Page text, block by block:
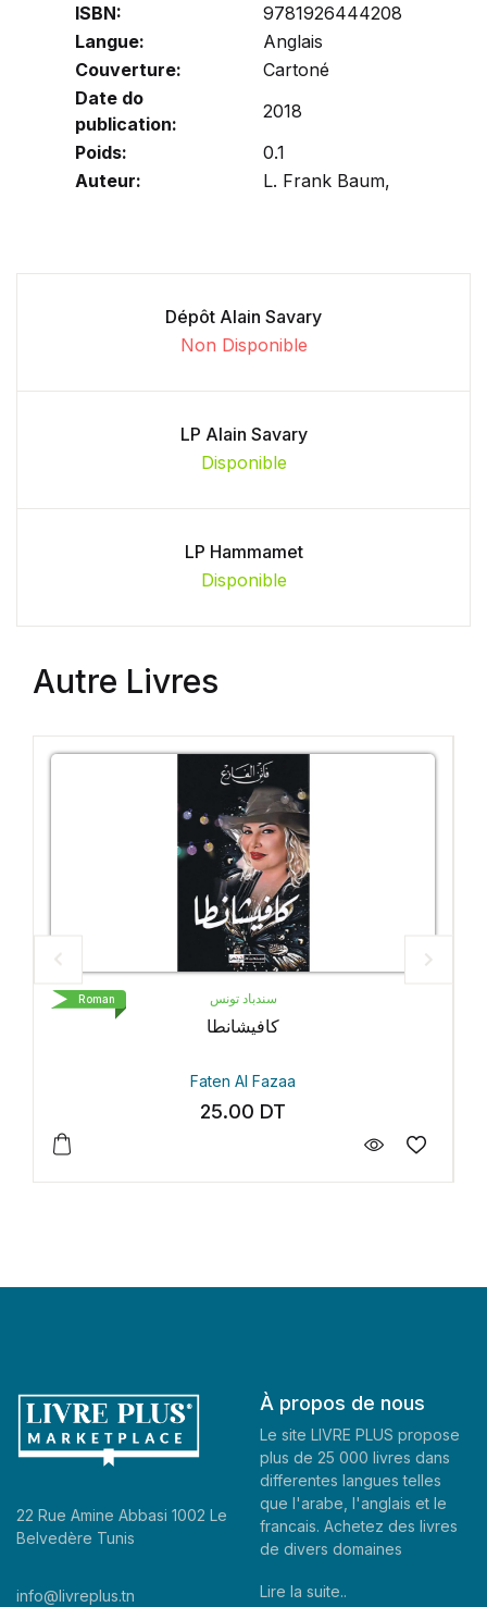
ISBN:
9781926444208
Langue:
Anglais
Couverture:
Cartoné
Date do
publication:
2018
Poids:
0.1
Auteur:
L. Frank Baum,
Dépôt Alain Savary
Non Disponible
LP Alain Savary
Disponible
LP Hammamet
Disponible
Autre Livres
سندباد تونس
كافيشانطا
Faten Al Fazaa
25.00 DT
Roman
22 Rue Amine Abbasi 1002 Le
Belvedère Tunis
info@livreplus.tn
À propos de nous
Le site LIVRE PLUS propose
plus de 25 000 livres dans
differentes langues telles
que l'arabe, l'anglais et le
francais. Achetez des livres
de divers domaines
Lire la suite..